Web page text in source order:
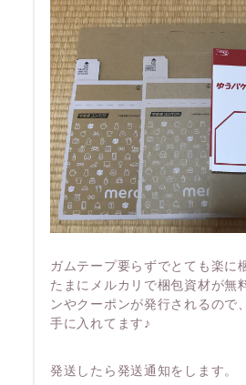
ガムテープ要らずでとても楽に
たまにメルカリで梱包資材が無
ンやクーポンが発行されるので
手に入れてます♪
発送したら発送通知をします。